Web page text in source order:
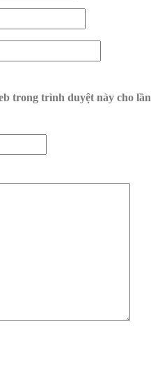
trong trình duyệt này cho lần